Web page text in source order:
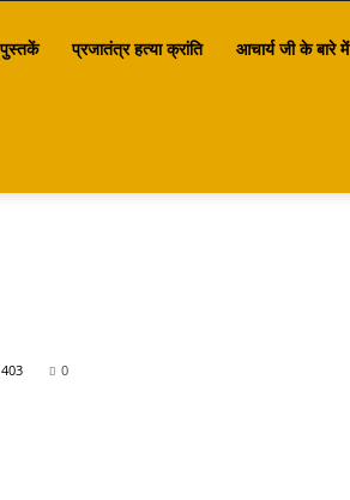
पुस्तकें प्रजातंत्र हत्या क्रांति आचार्य जी के बारे में
0
403